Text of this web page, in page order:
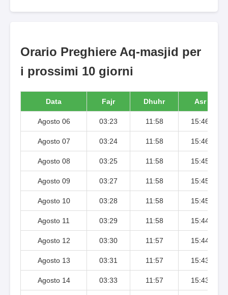
Orario Preghiere Aq-masjid per
i prossimi 10 giorni
Data Fajr Dhuhr Asr
Agosto 06 03:23 11:58 15:46
Agosto 07 03:24 11:58 15:46
Agosto 08 03:25 11:58 15:45
Agosto 09 03:27 11:58 15:45
Agosto 10 03:28 11:58 15:45
Agosto 11 03:29 11:58 15:44
Agosto 12 03:30 11:57 15:44
Agosto 13 03:31 11:57 15:43
Agosto 14 03:33 11:57 15:43